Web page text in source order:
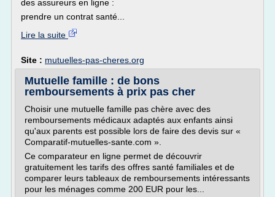
des assureurs en ligne :
prendre un contrat santé...
Lire la suite
Site : mutuelles-pas-cheres.org
Mutuelle famille : de bons
remboursements à prix pas cher
Choisir une mutuelle famille pas chère avec des
remboursements médicaux adaptés aux enfants ainsi
qu'aux parents est possible lors de faire des devis sur «
Comparatif-mutuelles-sante.com ».
Ce comparateur en ligne permet de découvrir
gratuitement les tarifs des offres santé familiales et de
comparer leurs tableaux de remboursements intéressants
pour les ménages comme 200 EUR pour les...